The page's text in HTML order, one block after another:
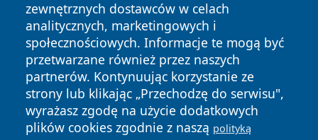
zewnętrznych dostawców w celach
analitycznych, marketingowych i
społecznościowych. Informacje te mogą być
przetwarzane również przez naszych
partnerów. Kontynuując korzystanie ze
strony lub klikając „Przechodzę do serwisu",
wyrażasz zgodę na użycie dodatkowych
plików cookies zgodnie z naszą polityką
Copyright © 2026 czestochowanews.pl Wszystkie prawa
zastrzeżone.
News Autorzy
Polityka
Prywatności
Polityka
Cookies